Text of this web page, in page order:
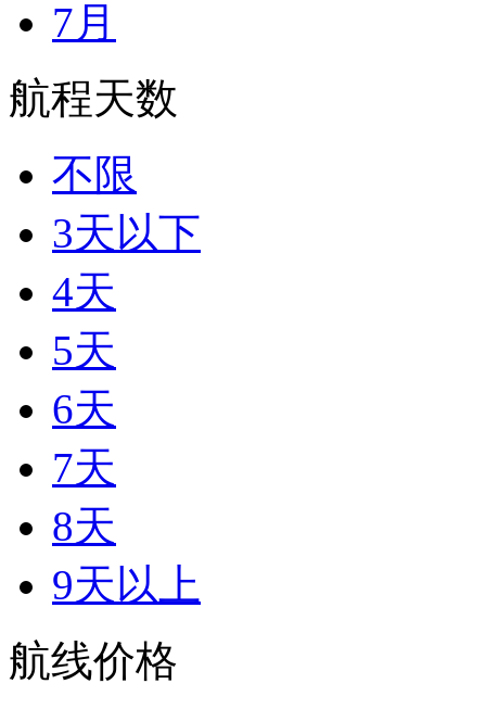
7月
航程天数
不限
3天以下
4天
5天
6天
7天
8天
9天以上
航线价格